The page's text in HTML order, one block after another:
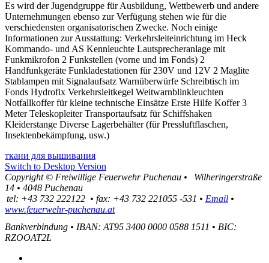
Es wird der Jugendgruppe für Ausbildung, Wettbewerb und andere
Unternehmungen ebenso zur Verfügung stehen wie für die
verschiedensten organisatorischen Zwecke. Noch einige
Informationen zur Ausstattung: Verkehrsleiteinrichtung im Heck
Kommando- und AS Kennleuchte Lautsprecheranlage mit
Funkmikrofon 2 Funkstellen (vorne und im Fonds) 2
Handfunkgeräte Funkladestationen für 230V und 12V 2 Maglite
Stablampen mit Signalaufsatz Warnüberwürfe Schreibtisch im
Fonds Hydrofix Verkehrsleitkegel Weitwarnblinkleuchten
Notfallkoffer für kleine technische Einsätze Erste Hilfe Koffer 3
Meter Teleskopleiter Transportaufsatz für Schiffshaken
Kleiderstange Diverse Lagerbehälter (für Pressluftflaschen,
Insektenbekämpfung, usw.)
ткани для вышивания
Switch to Desktop Version
Copyright © Freiwillige Feuerwehr Puchenau •
Wilheringerstraße
14 • 4048 Puchenau
tel: +43 732 222122 • fax: +43 732 221055 -531 • Email •
www.feuerwehr-puchenau.at
Bankverbindung • IBAN: AT95 3400 0000 0588 1511 • BIC:
RZOOAT2L